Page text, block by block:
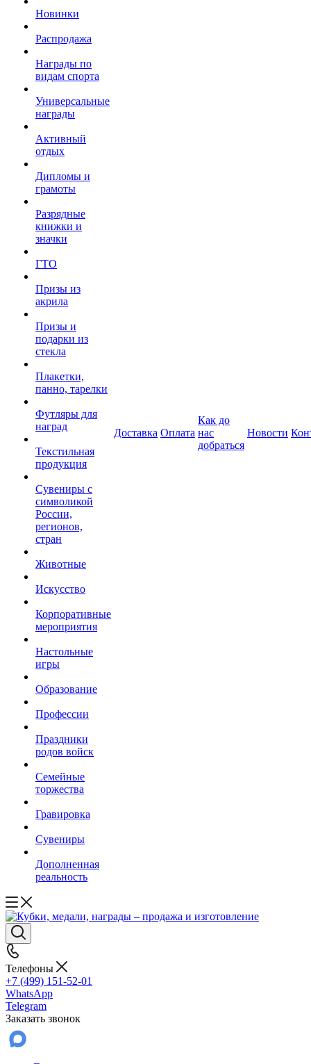
Новинки
Распродажа
Награды по
видам спорта
Универсальные
награды
Активный
отдых
Дипломы и
грамоты
Разрядные
книжки и
значки
ГТО
Призы из
акрила
Призы и
подарки из
стекла
Плакетки,
панно, тарелки
Футляры для
наград
Текстильная
продукция
Сувениры с
символикой
России,
регионов,
стран
Животные
Искусство
Корпоративные
мероприятия
Настольные
игры
Образование
Профессии
Праздники
родов войск
Семейные
торжества
Гравировка
Сувениры
Дополненная
реальность
Доставка Оплата
Как до
нас
добраться
Новости
Телефоны
+7 (499) 151-52-01
WhatsApp
Telegram
Заказать звонок